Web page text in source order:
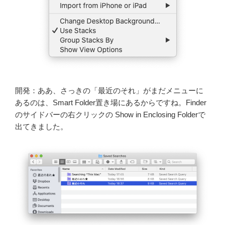
開発：ああ、さっきの「最近のそれ」がまだメニューに
あるのは、Smart Folder置き場にあるからですね。Finder
のサイドバーの右クリックの Show in Enclosing Folderで
出てきました。